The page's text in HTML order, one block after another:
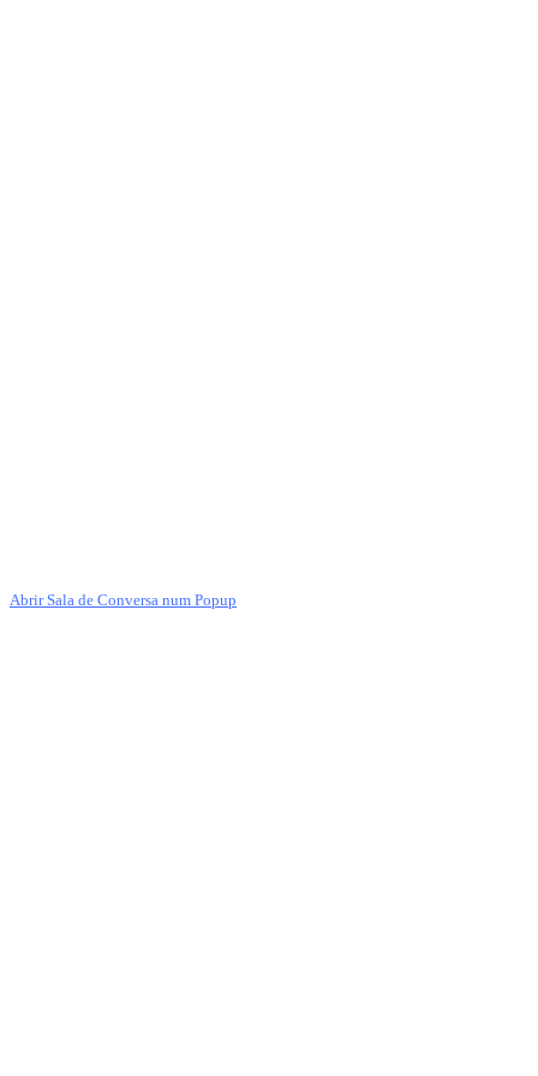
Abrir Sala de Conversa num Popup